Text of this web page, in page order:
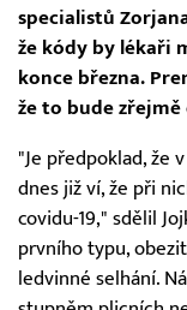
specialistů
že kódy by lékaři
konce března.
že to bude zřejmě
"Je předpoklad, že
dnes již ví, že při
covidu-19," sdělil
prvního typu,
ledvinné selhání.